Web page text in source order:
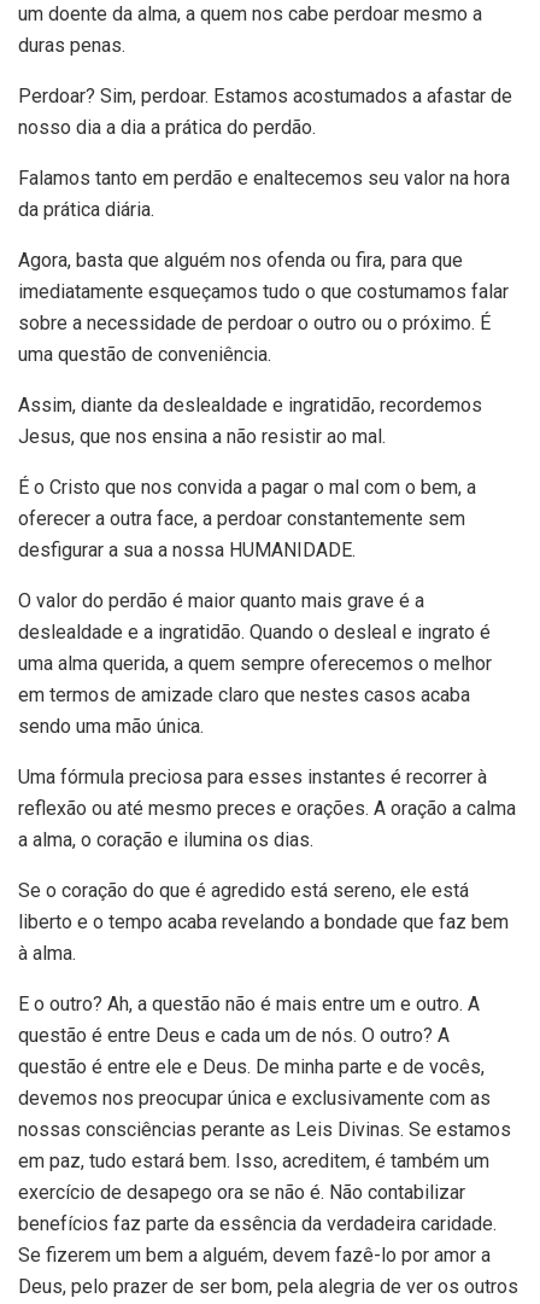
um doente da alma, a quem nos cabe perdoar mesmo a
duras penas.
Perdoar? Sim, perdoar. Estamos acostumados a afastar de
nosso dia a dia a prática do perdão.
Falamos tanto em perdão e enaltecemos seu valor na hora
da prática diária.
Agora, basta que alguém nos ofenda ou fira, para que
imediatamente esqueçamos tudo o que costumamos falar
sobre a necessidade de perdoar o outro ou o próximo. É
uma questão de conveniência.
Assim, diante da deslealdade e ingratidão, recordemos
Jesus, que nos ensina a não resistir ao mal.
É o Cristo que nos convida a pagar o mal com o bem, a
oferecer a outra face, a perdoar constantemente sem
desfigurar a sua a nossa HUMANIDADE.
O valor do perdão é maior quanto mais grave é a
deslealdade e a ingratidão. Quando o desleal e ingrato é
uma alma querida, a quem sempre oferecemos o melhor
em termos de amizade claro que nestes casos acaba
sendo uma mão única.
Uma fórmula preciosa para esses instantes é recorrer à
reflexão ou até mesmo preces e orações. A oração a calma
a alma, o coração e ilumina os dias.
Se o coração do que é agredido está sereno, ele está
liberto e o tempo acaba revelando a bondade que faz bem
à alma.
E o outro? Ah, a questão não é mais entre um e outro. A
questão é entre Deus e cada um de nós. O outro? A
questão é entre ele e Deus. De minha parte e de vocês,
devemos nos preocupar única e exclusivamente com as
nossas consciências perante as Leis Divinas. Se estamos
em paz, tudo estará bem. Isso, acreditem, é também um
exercício de desapego ora se não é. Não contabilizar
benefícios faz parte da essência da verdadeira caridade.
Se fizerem um bem a alguém, devem fazê-lo por amor a
Deus, pelo prazer de ser bom, pela alegria de ver os outros